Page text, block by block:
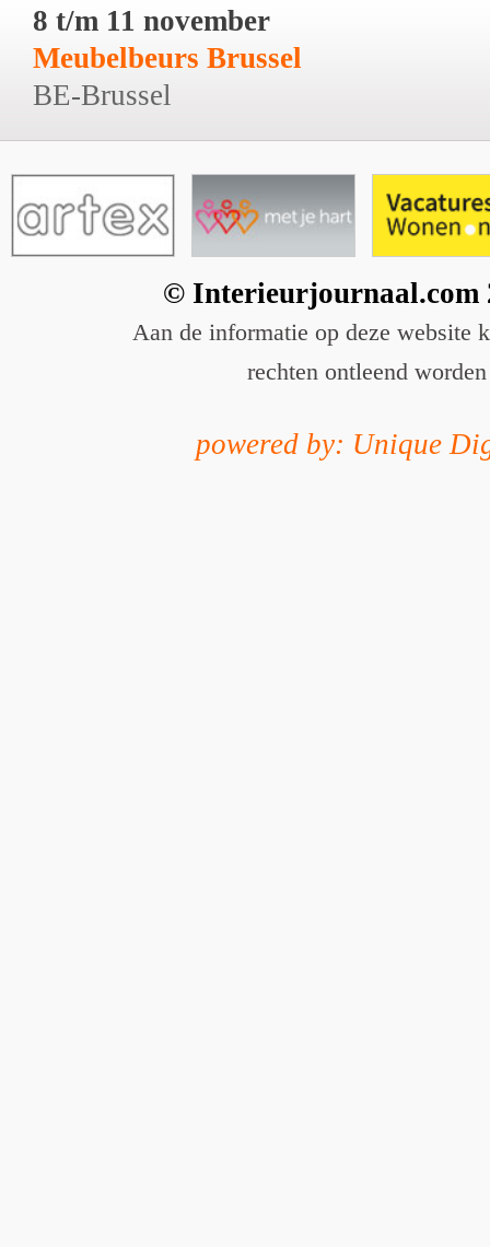
8 t/m 11 november
Meubelbeurs Brussel
BE-Brussel
© Interieurjournaal.com
Aan de informatie op deze website
rechten ontleend worden
powered by: Unique